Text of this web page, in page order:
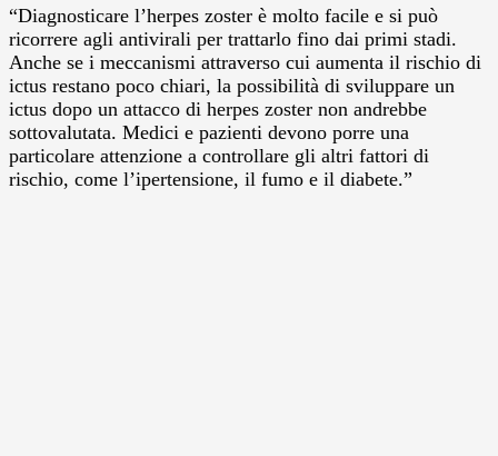
“Diagnosticare l’herpes zoster è molto facile e si può
ricorrere agli antivirali per trattarlo fino dai primi stadi.
Anche se i meccanismi attraverso cui aumenta il rischio di
ictus restano poco chiari, la possibilità di sviluppare un
ictus dopo un attacco di herpes zoster non andrebbe
sottovalutata. Medici e pazienti devono porre una
particolare attenzione a controllare gli altri fattori di
rischio, come l’ipertensione, il fumo e il diabete.”